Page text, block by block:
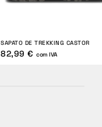
SAPATO DE TREKKING CASTOR
82,99 € com IVA